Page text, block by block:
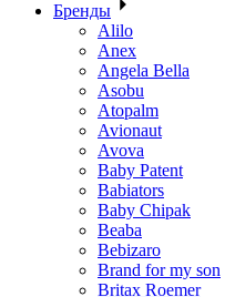
Бренды
Alilo
Anex
Angela Bella
Asobu
Atopalm
Avionaut
Avova
Baby Patent
Babiators
Baby Chipak
Beaba
Bebizaro
Brand for my son
Britax Roemer